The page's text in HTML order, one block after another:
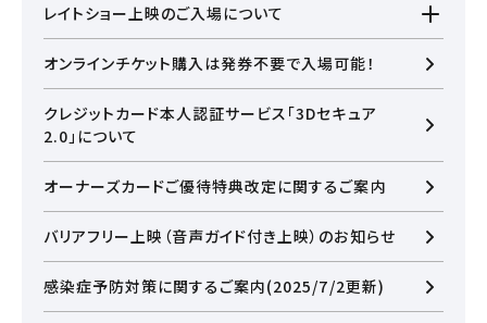
閉じる
チケット購入
チケットの購入は下記リンクより、ご覧になりたい作品を選
お近くの劇場から選ぶ
京都桂川
草津
に足を乗せる』・『前の座席を蹴る』などの行為は、周囲の
お客さまのご迷惑となります。皆さまが快適に映画をご鑑
賞いただけるよう、鑑賞マナーのご協力をお願いいたしま
す。
レイトショー上映のご入場について
以降に上映が終了する上映回にはご入場いただけません。
(※保護者同伴の場合においても同様にお断りさせていた
だきます。)ただし、23時を超えずに上映終了する上映回に
限りレイトショー上映でもご鑑賞いただけます。予めご了承
くださいませ。
オンラインチケット購入は発券不要で入場可能！
クレジットカード本人認証サービス「3Dセキュア
2.0」について
オーナーズカードご優待特典改定に関するご案内
バリアフリー上映（音声ガイド付き上映）のお知らせ
感染症予防対策に関するご案内(2025/7/2更新)